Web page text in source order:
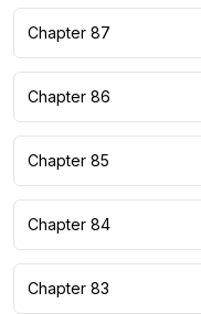
Chapter 87
Chapter 86
Chapter 85
Chapter 84
Chapter 83